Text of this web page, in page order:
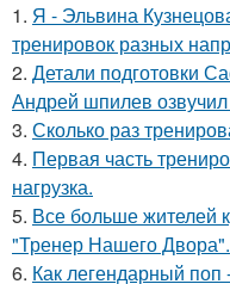
1. Я - Эльвина
тренировок разных
2. Детали подготовки
Андрей шпилев
3. Сколько раз
4. Первая часть
нагрузка.
5. Все больше жителей
"Тренер Нашего Двора".
6. Как легендарный